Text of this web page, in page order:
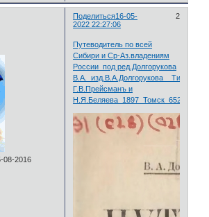
Поделиться 2
16-05-
2022 22:27:06
08-2016
Путеводитель по всей
Сибири и Ср-Аз.владениям
России_под ред.Долгорукова
Г.В.Прейсманъ и
Н.Я.Беляева_1897_Томск_652с.pdf